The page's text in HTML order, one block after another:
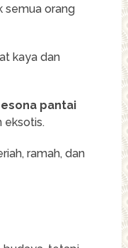
semua orang
kaya dan
pantai
eksotis.
ramah, dan